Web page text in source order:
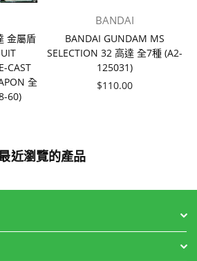
金屬盾
CAST
全
60)
BANDAI
BANDAI GUNDAM MS
SELECTION 32 高達 全7種 (A2-
125031)
價
$110.00
近瀏覽的產品